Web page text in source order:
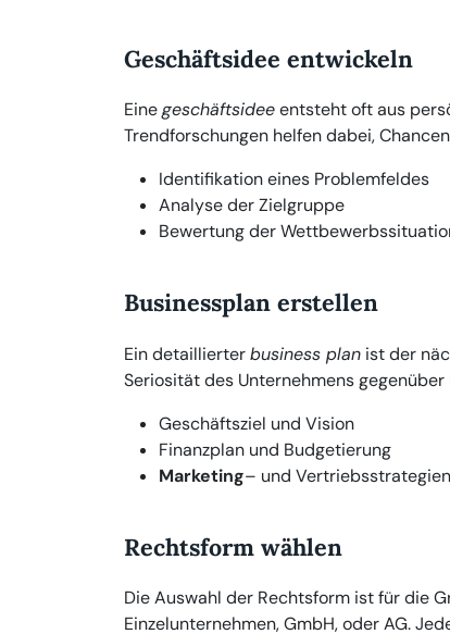
Geschäftsidee entwickeln
Einegeschäftsideeentsteht oft aus
Trendforschungen helfen dabei,
Identifikation eines Problemfeldes
Analyse der Zielgruppe
Bewertung der
Businessplan erstellen
Ein detaillierterbusiness plan ist der
Seriosität des Unternehmens gegenüber
Geschäftsziel und Vision
Finanzplan und Budgetierung
Marketing– und Vertriebsstrategien
Rechtsform wählen
Die Auswahl der Rechtsform ist für die
Einzelunternehmen, GmbH, oder AG.